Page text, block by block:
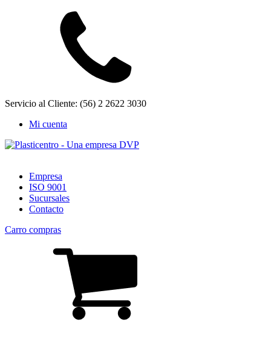
Servicio al Cliente: (56) 2 2622 3030
Mi cuenta
Empresa
ISO 9001
Sucursales
Contacto
Carro compras